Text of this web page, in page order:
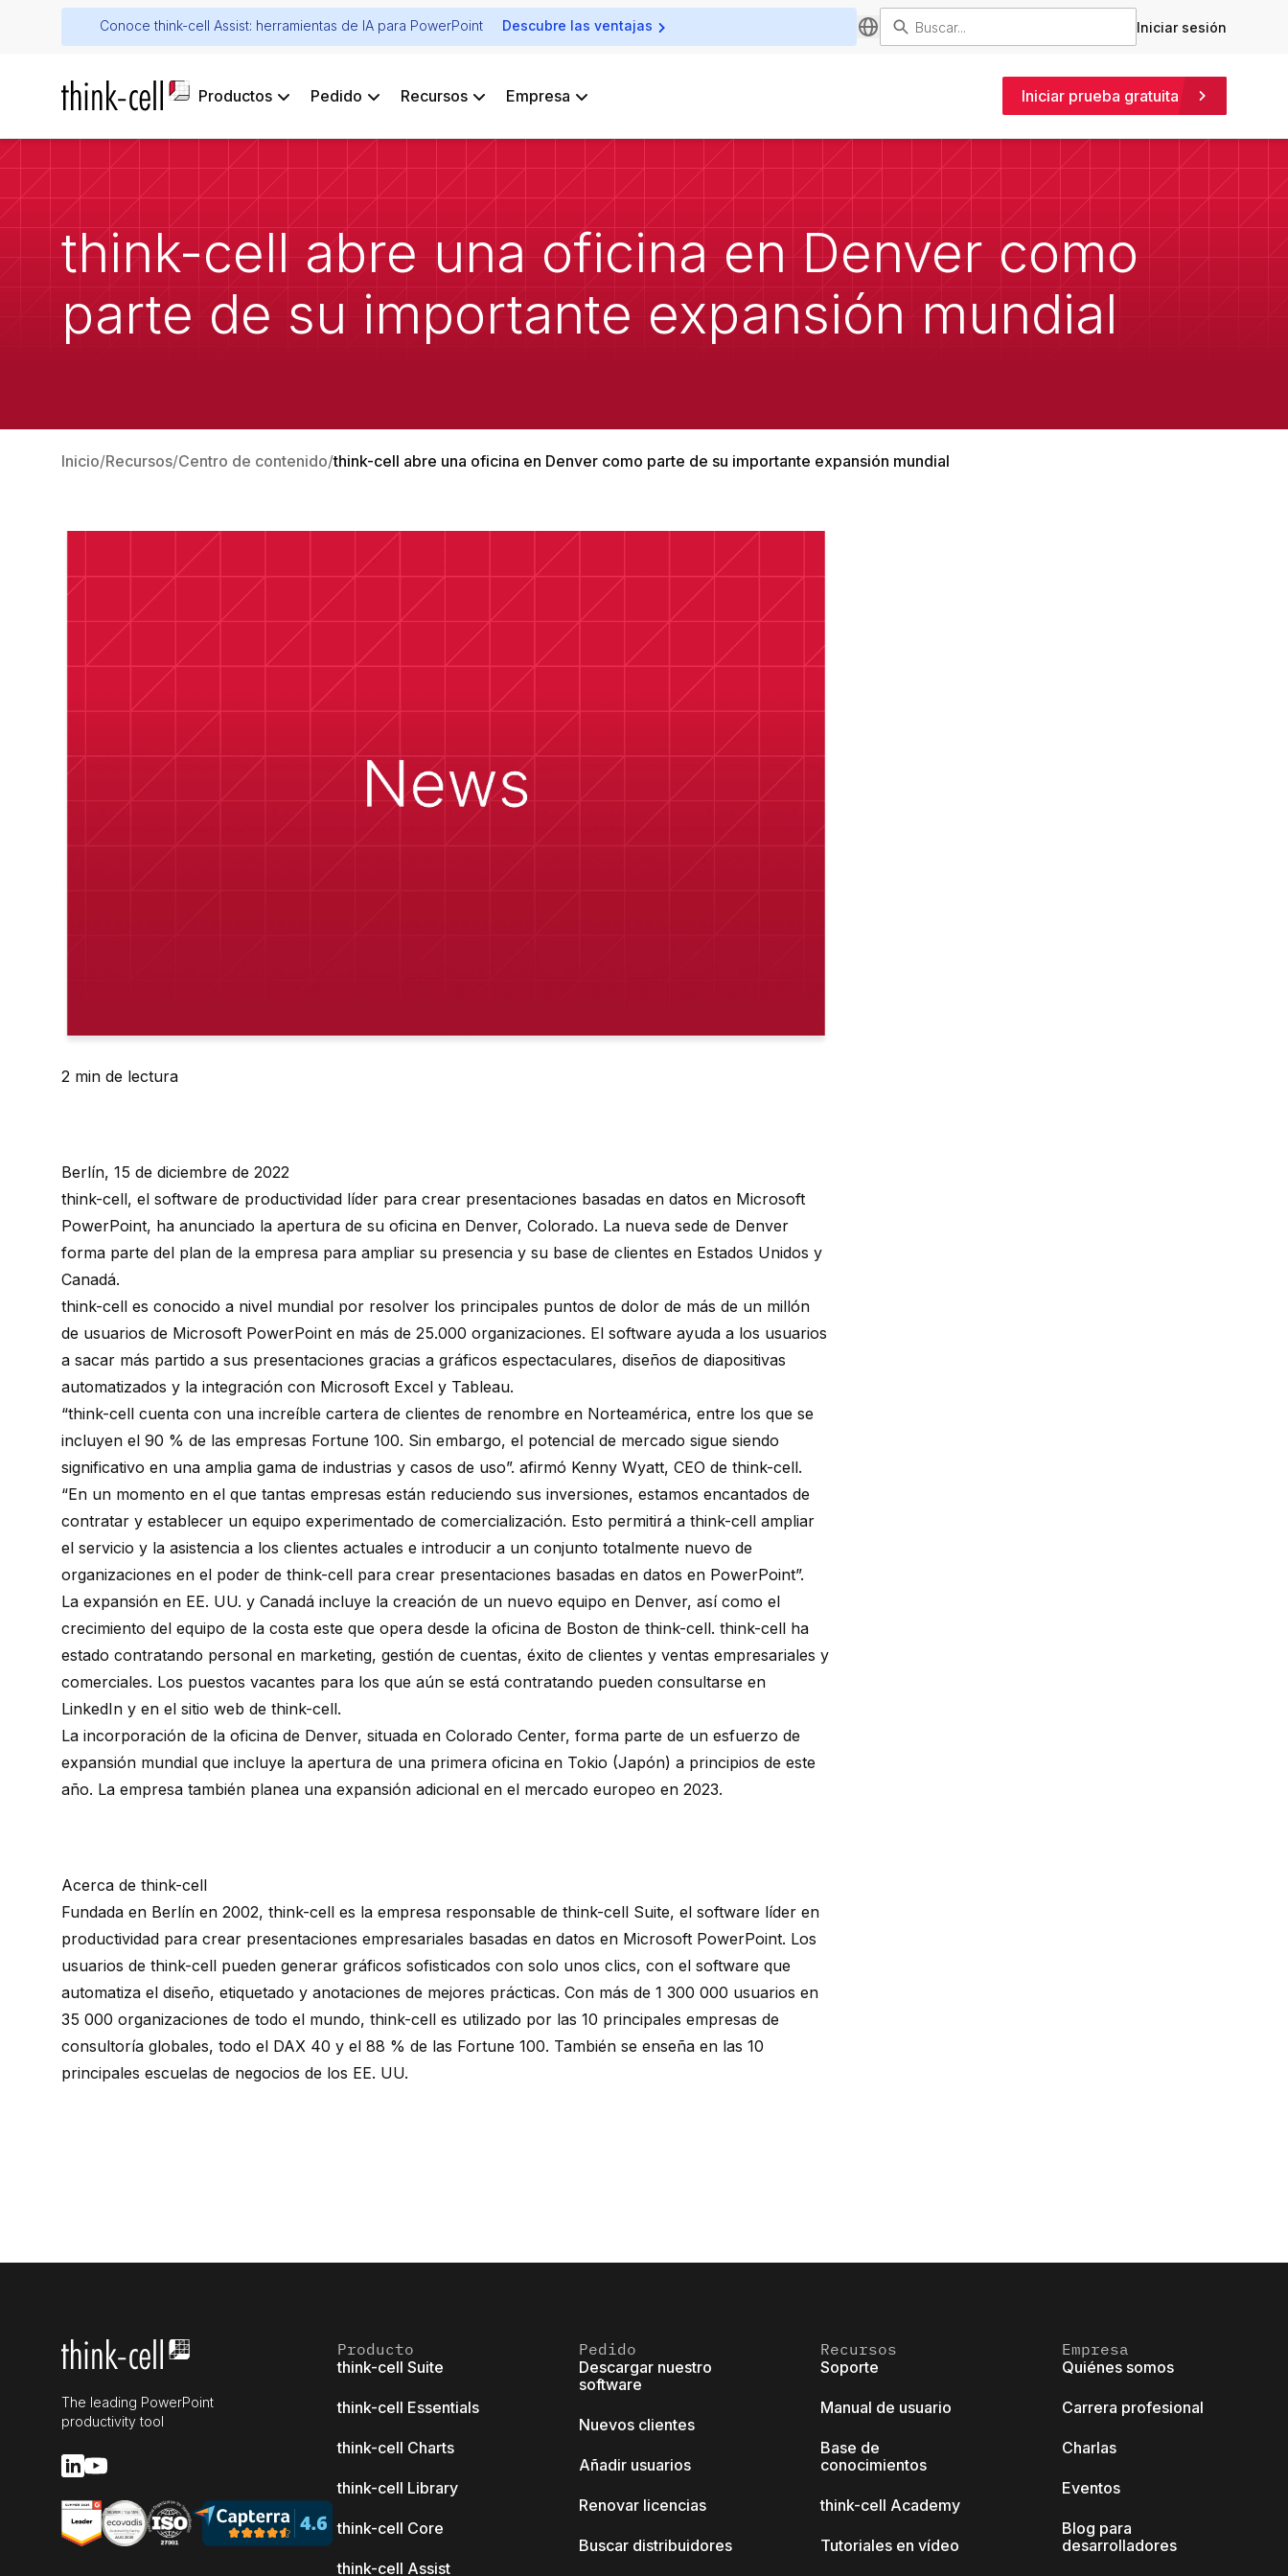
Conoce think-cell Assist: herramientas de IA para PowerPoint Descubre las ventajas Iniciar sesión
Productos Pedido Recursos Empresa Iniciar prueba gratuita
think-cell abre una oficina en Denver como
parte de su importante expansión mundial
Inicio Recursos Centro de contenido think-cell abre una oficina en Denver como parte de su importante expansión mundial
2 min de lectura
Berlín, 15 de diciembre de 2022
think-cell, el software de productividad líder para crear presentaciones basadas en datos en Microsoft
PowerPoint, ha anunciado la apertura de su oficina en Denver, Colorado. La nueva sede de Denver
forma parte del plan de la empresa para ampliar su presencia y su base de clientes en Estados Unidos y
Canadá.
think-cell es conocido a nivel mundial por resolver los principales puntos de dolor de más de un millón
de usuarios de Microsoft PowerPoint en más de 25.000 organizaciones. El software ayuda a los usuarios
a sacar más partido a sus presentaciones gracias a gráficos espectaculares, diseños de diapositivas
automatizados y la integración con Microsoft Excel y Tableau.
“think-cell cuenta con una increíble cartera de clientes de renombre en Norteamérica, entre los que se
incluyen el 90 % de las empresas Fortune 100. Sin embargo, el potencial de mercado sigue siendo
significativo en una amplia gama de industrias y casos de uso”. afirmó Kenny Wyatt, CEO de think-cell.
“En un momento en el que tantas empresas están reduciendo sus inversiones, estamos encantados de
contratar y establecer un equipo experimentado de comercialización. Esto permitirá a think-cell ampliar
el servicio y la asistencia a los clientes actuales e introducir a un conjunto totalmente nuevo de
organizaciones en el poder de think-cell para crear presentaciones basadas en datos en PowerPoint”.
La expansión en EE. UU. y Canadá incluye la creación de un nuevo equipo en Denver, así como el
crecimiento del equipo de la costa este que opera desde la oficina de Boston de think-cell. think-cell ha
estado contratando personal en marketing, gestión de cuentas, éxito de clientes y ventas empresariales y
comerciales. Los puestos vacantes para los que aún se está contratando pueden consultarse en
LinkedIn y en el sitio web de think-cell.
La incorporación de la oficina de Denver, situada en Colorado Center, forma parte de un esfuerzo de
expansión mundial que incluye la apertura de una primera oficina en Tokio (Japón) a principios de este
año. La empresa también planea una expansión adicional en el mercado europeo en 2023.
Acerca de think-cell
Fundada en Berlín en 2002, think-cell es la empresa responsable de think-cell Suite, el software líder en
productividad para crear presentaciones empresariales basadas en datos en Microsoft PowerPoint. Los
usuarios de think-cell pueden generar gráficos sofisticados con solo unos clics, con el software que
automatiza el diseño, etiquetado y anotaciones de mejores prácticas. Con más de 1 300 000 usuarios en
35 000 organizaciones de todo el mundo, think-cell es utilizado por las 10 principales empresas de
consultoría globales, todo el DAX 40 y el 88 % de las Fortune 100. También se enseña en las 10
principales escuelas de negocios de los EE. UU.
The leading PowerPoint
productivity tool
Producto
think-cell Suite
think-cell Essentials
think-cell Charts
think-cell Library
think-cell Core
think-cell Assist
Pedido
Descargar nuestro
software
Nuevos clientes
Añadir usuarios
Renovar licencias
Buscar distribuidores
Recursos
Soporte
Manual de usuario
Base de
conocimientos
think-cell Academy
Tutoriales en vídeo
Empresa
Quiénes somos
Carrera profesional
Charlas
Eventos
Blog para
desarrolladores